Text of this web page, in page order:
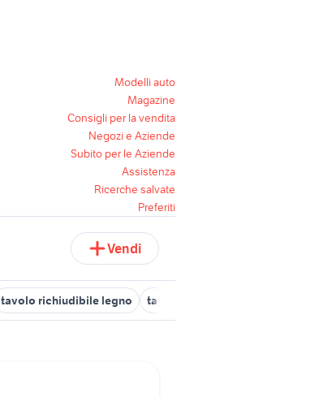
Modelli auto
Magazine
Consigli per la vendita
Negozi e Aziende
Subito per le Aziende
Assistenza
Ricerche salvate
Preferiti
Vendi
tavolo richiudibile legno tavolo panca richiudibile